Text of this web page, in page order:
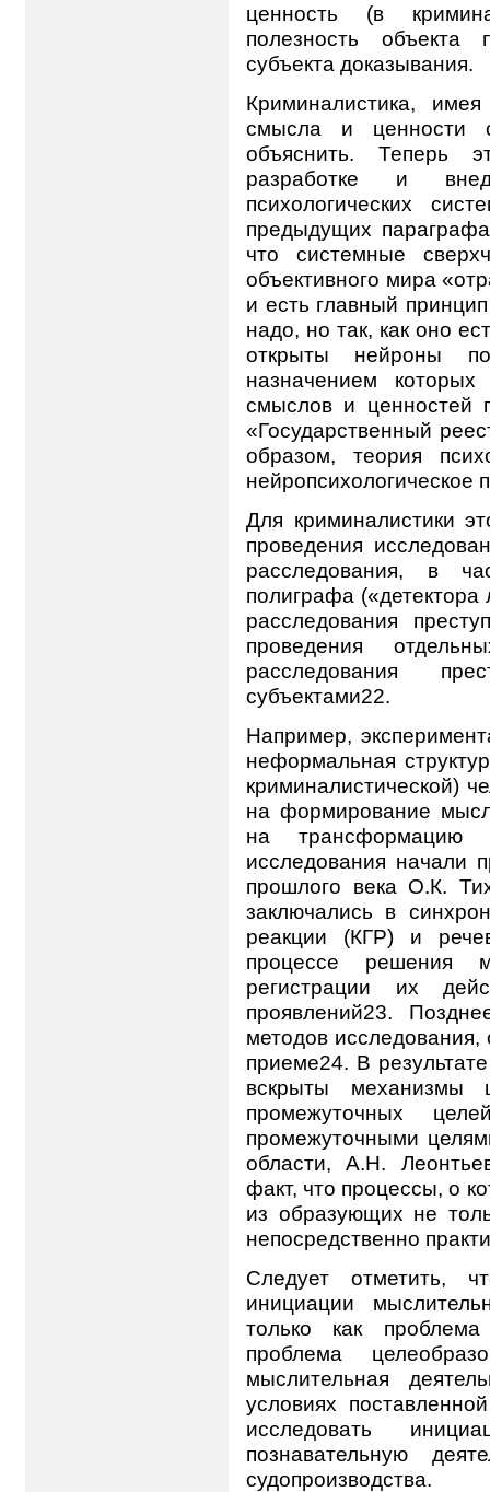
ценность (в
полезность
субъекта доказывания.
Криминалистика,
смысла и ценности
объяснить. Теперь
разработке и
психологических
предыдущих
что системные
объективного мира
и есть главный
надо, но так, как оно
открыты нейроны
назначением
смыслов и ценностей
«Государственный
образом, теория
нейропсихологическое
Для криминалистики
проведения
расследования, в
полиграфа
расследования
проведения
расследования
субъектами22.
Например,
неформальная
криминалистической)
на формирование
на трансформацию
исследования начали
прошлого века О.К.
заключались в
реакции (КГР) и
процессе решения
регистрации их
проявлений23.
методов
приеме24. В
вскрыты механизмы
промежуточных
промежуточными
области, А.Н.
факт, что процессы, о
из образующих не
непосредственно
Следует отметить,
инициации
только как
проблема
мыслительная
условиях
исследовать
познавательную
судопроизводства.